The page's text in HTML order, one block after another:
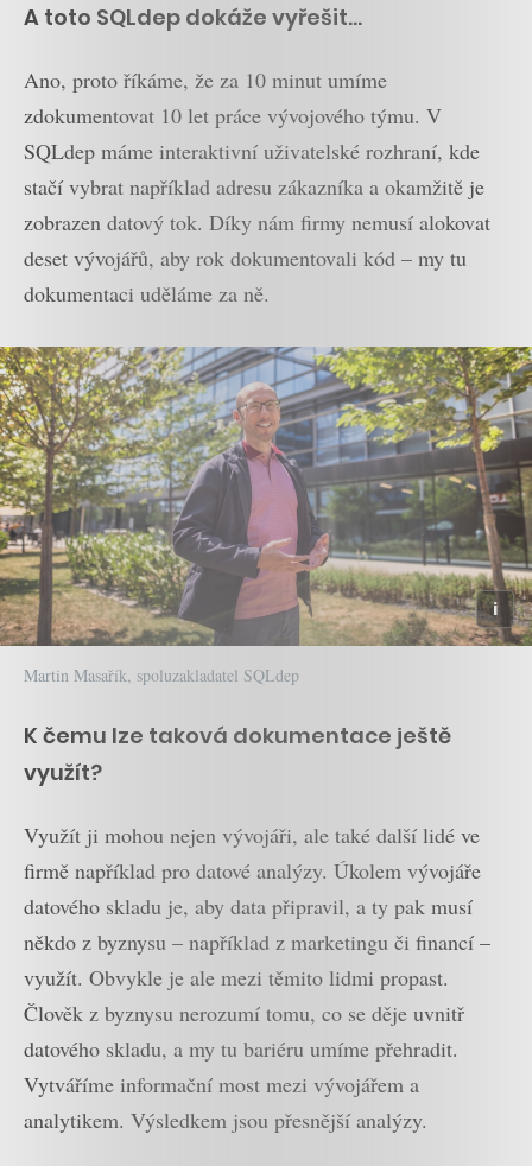
A toto SQLdep dokáže vyřešit…
Ano, proto říkáme, že za 10 minut umíme
zdokumentovat 10 let práce vývojového týmu. V
SQLdep máme interaktivní uživatelské rozhraní, kde
stačí vybrat například adresu zákazníka a okamžitě je
zobrazen datový tok. Díky nám firmy nemusí alokovat
deset vývojářů, aby rok dokumentovali kód – my tu
dokumentaci uděláme za ně.
Martin Masařík, spoluzakladatel SQLdep
K čemu lze taková dokumentace ještě
využít?
Využít ji mohou nejen vývojáři, ale také další lidé ve
firmě například pro datové analýzy. Úkolem vývojáře
datového skladu je, aby data připravil, a ty pak musí
někdo z byznysu – například z marketingu či financí –
využít. Obvykle je ale mezi těmito lidmi propast.
Člověk z byznysu nerozumí tomu, co se děje uvnitř
datového skladu, a my tu bariéru umíme přehradit.
Vytváříme informační most mezi vývojářem a
analytikem. Výsledkem jsou přesnější analýzy.